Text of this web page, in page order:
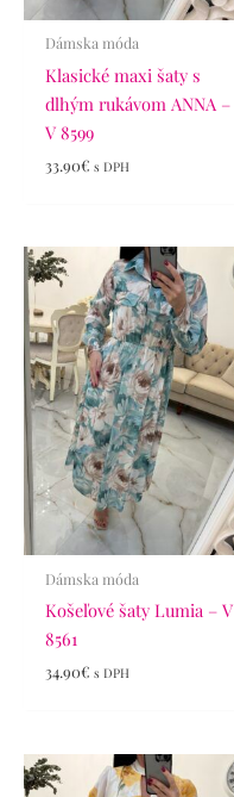
Dámska móda
Klasické maxi šaty s
dlhým rukávom ANNA –
V 8599
33.90€ s DPH
Dámska móda
Košeľové šaty Lumia – V
8561
34.90€ s DPH